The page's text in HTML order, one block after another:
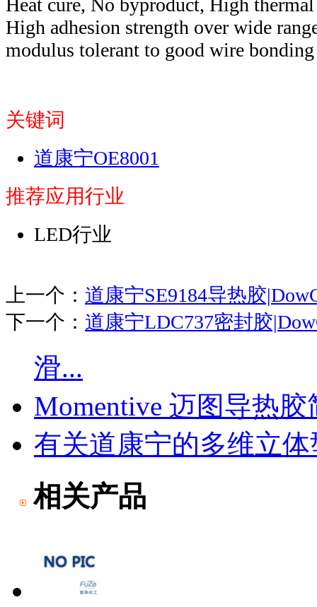
High adhesion strength over wide
modulus tolerant to good wire bonding
关键词
道康宁OE8001
推荐应用行业
LED行业
上一个： 道康宁SE9184导热胶
下一个： 道康宁LDC737密封胶
滑...
Momentive 迈图导热胶
有关道康宁的多维立
相关产品